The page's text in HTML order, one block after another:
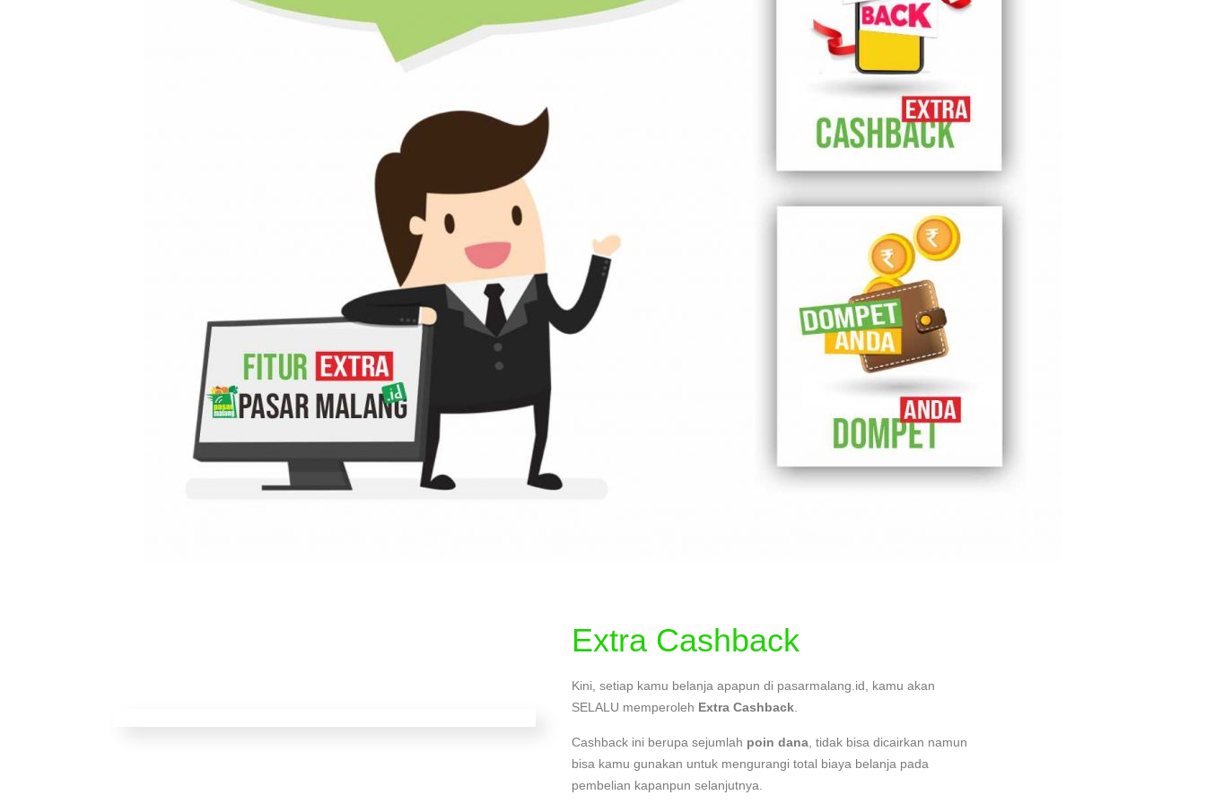
Extra Cashback
Kini, setiap kamu belanja apapun di pasarmalang.id, kamu akan
SELALU memperoleh Extra Cashback
Cashback ini berupa sejumlah poin dana , tidak bisa dicairkan namun
bisa kamu gunakan untuk mengurangi total biaya belanja pada
pembelian kapanpun selanjutnya.